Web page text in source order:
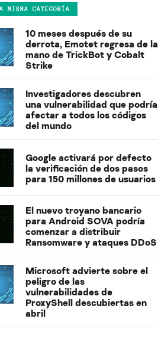
MISMA CATEGORÍA
10 meses después de su
derrota, Emotet regresa de la
mano de TrickBot y Cobalt
Strike
Investigadores descubren
una vulnerabilidad que podría
afectar a todos los códigos
del mundo
Google activará por defecto
la verificación de dos pasos
para 150 millones de usuarios
El nuevo troyano bancario
para Android SOVA podría
comenzar a distribuir
Ransomware y ataques DDoS
Microsoft advierte sobre el
peligro de las
vulnerabilidades de
ProxyShell descubiertas en
abril